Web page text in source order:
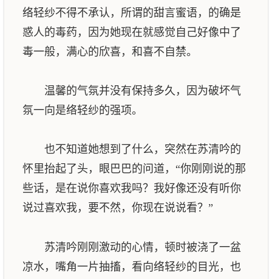
络轻纱不得不承认，所谓的甜言蜜语，的确是
惑人的毒药，因为她现在就感觉自己好像中了
毒一般，满心的欣喜，和喜不自禁。
温馨的气氛并没有保持多久，因为破坏气
氛一向是络轻纱的强项。
也不知道她想到了什么，突然在苏清吟的
怀里抬起了头，眼巴巴的问道，“你刚刚说的那
些话，是在说你喜欢我吗？我好像还没有听你
说过喜欢我，要不然，你现在说说看？”
苏清吟刚刚激动的心情，顿时被浇了一盆
凉水，嘴角一片抽搐，看向络轻纱的目光，也